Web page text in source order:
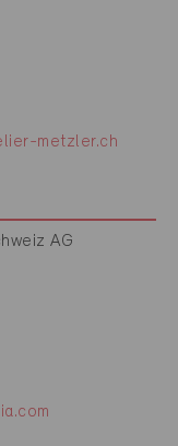
metzler.ch
AG